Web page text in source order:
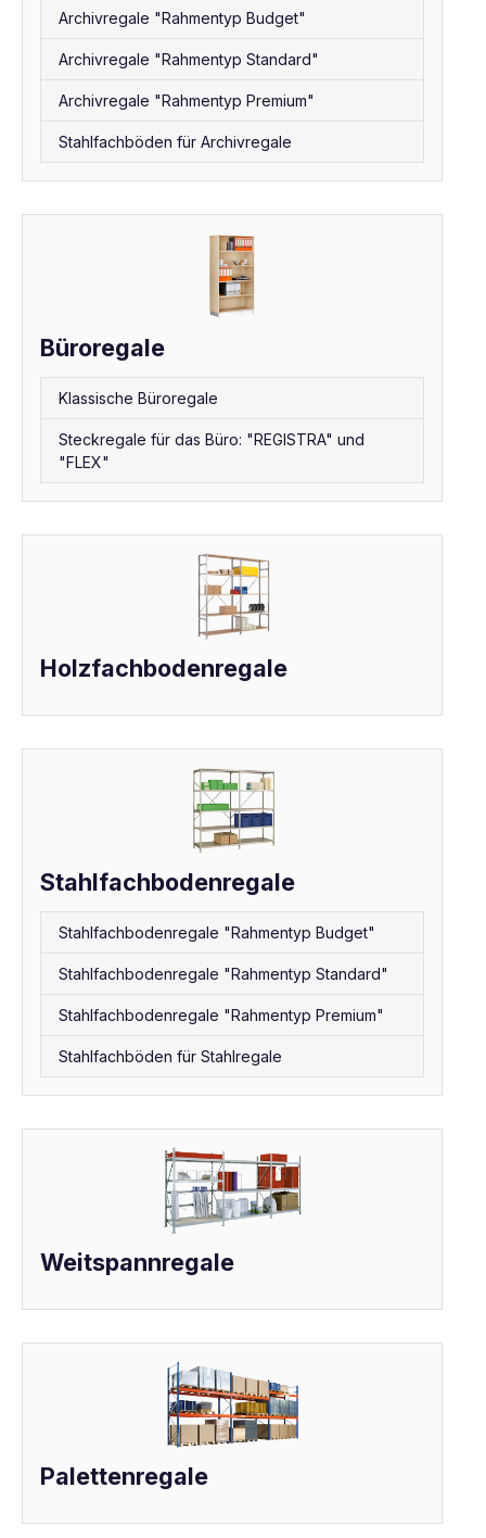
Archivregale "Rahmentyp Budget"
Archivregale "Rahmentyp Standard"
Archivregale "Rahmentyp Premium"
Stahlfachböden für Archivregale
Büroregale
Klassische Büroregale
Steckregale für das Büro: "REGISTRA" und
"FLEX"
Holzfachbodenregale
Stahlfachbodenregale
Stahlfachbodenregale "Rahmentyp Budget"
Stahlfachbodenregale "Rahmentyp Standard"
Stahlfachbodenregale "Rahmentyp Premium"
Stahlfachböden für Stahlregale
Weitspannregale
Palettenregale